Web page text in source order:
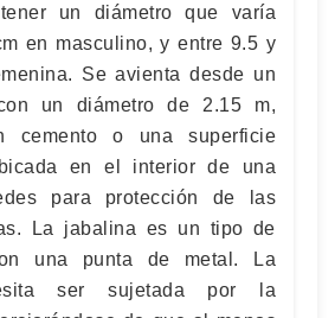
un diámetro que varía
en masculino, y entre 9.5 y
Se avienta desde un
un diámetro de 2.15 m,
cemento o una superficie
en el interior de una
para protección de las
La jabalina es un tipo de
una punta de metal. La
ser sujetada por la